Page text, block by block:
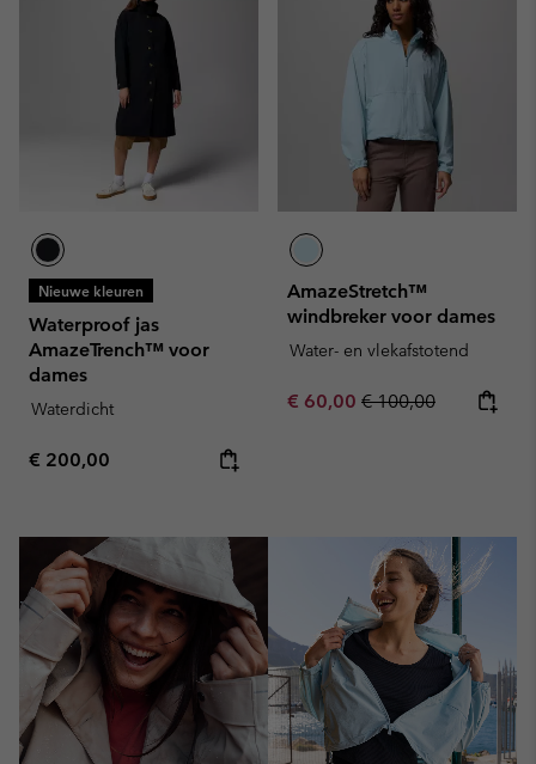
Nieuwe kleuren
Waterproof jas
AmazeTrench™ voor
dames
Waterdicht
Regular price:
€ 200,00
AmazeStretch™
windbreker voor dames
Water- en vlekafstotend
Sale price:
€ 60,00 Regular price:
€ 100,00